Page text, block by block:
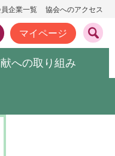
企業一覧 協会へのアクセス
マイページ
への取り組み